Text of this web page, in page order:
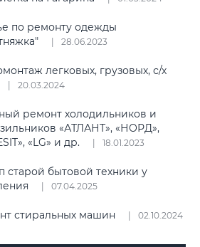
по ремонту одежды
28.06.2023
легковых, грузовых, с/х
20.03.2024
ремонт холодильников и
«АТЛАНТ», «НОРД»,
«LG» и др.
18.01.2023
старой бытовой техники у
07.04.2025
стиральных машин 02.10.2024